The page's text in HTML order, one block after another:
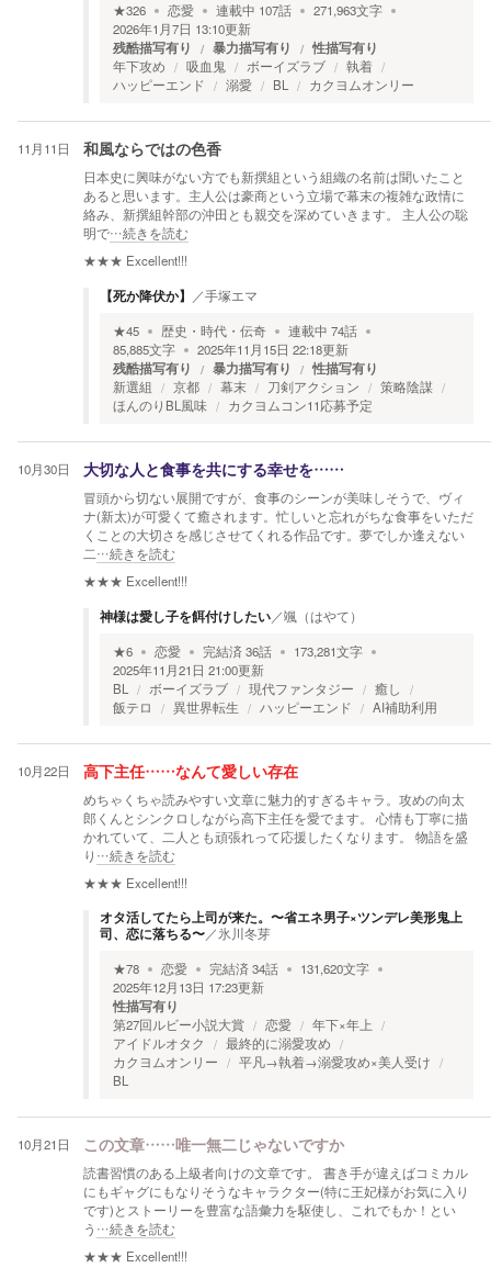
★326 恋愛 連載中 107話 271,963文字
2026年1月7日 13:10更新
残酷描写有り 暴力描写有り 性描写有り
年下攻め 吸血鬼 ボーイズラブ
執着
ハッピーエンド
溺愛 BL カクヨムオンリー
11月11日 和風ならではの色香
日本史に興味がない方でも新撰組という組織の名前は聞いたこと
あると思います。主人公は豪商という立場で幕末の複雑な政情に
絡み、新撰組幹部の沖田とも親交を深めていきます。 主人公の聡
明で…続きを読む
★★★ Excellent!!!
【死か降伏か】 ／手塚エマ
★45 歴史・時代・伝奇 連載中 74話
85,885文字 2025年11月15日 22:18更新
残酷描写有り 暴力描写有り 性描写有り
新選組 京都 幕末 刀剣アクション
策略陰謀
ほんのりBL風味
カクヨムコン11応募予定
10月30日 大切な人と食事を共にする幸せを……
冒頭から切ない展開ですが、食事のシーンが美味しそうで、ヴィ
ナ(新太)が可愛くて癒されます。忙しいと忘れがちな食事をいただ
くことの大切さを感じさせてくれる作品です。夢でしか逢えない
二…続きを読む
★★★ Excellent!!!
神様は愛し子を餌付けしたい／颯（はやて）
★6 恋愛 完結済36話 173,281文字
2025年11月21日 21:00更新
BL
ボーイズラブ 現代ファンタジー
癒し
飯テロ
異世界転生 ハッピーエンド AI補助利用
10月22日 高下主任……なんて愛しい存在
めちゃくちゃ読みやすい文章に魅力的すぎるキャラ。攻めの向太
郎くんとシンクロしながら高下主任を愛でます。 心情も丁寧に描
かれていて、二人とも頑張れって応援したくなります。 物語を盛
り …続きを読む
★★★ Excellent!!!
オタ活してたら上司が来た。〜省エネ男子×ツンデレ美形鬼上
司、恋に落ちる〜／氷川冬芽
★78 恋愛 完結済34話 131,620文字
2025年12月13日 17:23更新
性描写有り
第27回ルビー小説大賞 恋愛
年下×年上
アイドルオタク
最終的に溺愛攻め
カクヨムオンリー
平凡→執着→溺愛攻め×美人受け
BL
10月21日 この文章……唯一無二じゃないですか
読書習慣のある上級者向けの文章です。 書き手が違えばコミカル
にもギャグにもなりそうなキャラクター(特に王妃様がお気に入り
です)とストーリーを豊富な語彙力を駆使し、これでもか！とい
う …続きを読む
★★★ Excellent!!!